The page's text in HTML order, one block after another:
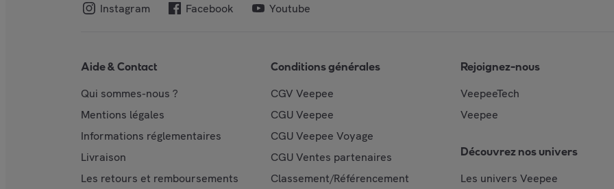
Instagram Facebook Youtube
Aide & Contact
Qui sommes-nous ?
Mentions légales
Informations réglementaires
Livraison
Les retours et remboursements
Conditions générales
CGV Veepee
CGU Veepee
CGU Veepee Voyage
CGU Ventes partenaires
Classement/Référencement
Rejoignez-nous
VeepeeTech
Veepee
Découvrez nos univers
Les univers Veepee